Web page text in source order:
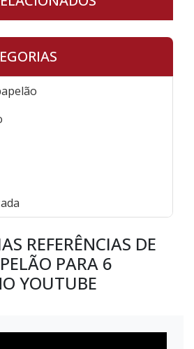
REFERÊNCIAS DE
PARA 6
YOUTUBE